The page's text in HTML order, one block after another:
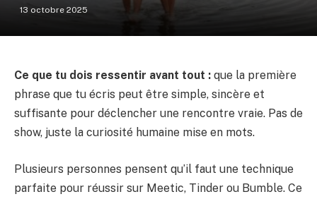
13 octobre 2025
Ce que tu dois ressentir avant tout : que la première
phrase que tu écris peut être simple, sincère et
suffisante pour déclencher une rencontre vraie. Pas de
show, juste la curiosité humaine mise en mots.
Plusieurs personnes pensent qu’il faut une technique
parfaite pour réussir sur Meetic, Tinder ou Bumble. Ce